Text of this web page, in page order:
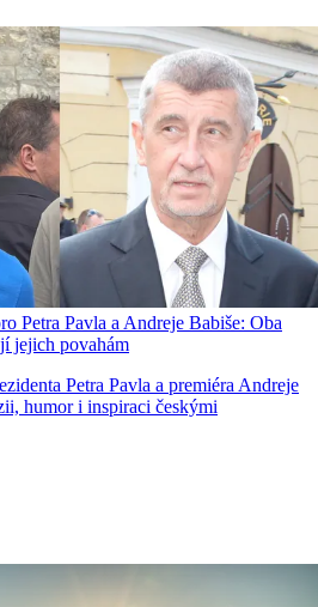
Petra Pavla a Andreje Babiše: Oba
jejich povahám
Petra Pavla a premiéra Andreje
humor i inspiraci českými